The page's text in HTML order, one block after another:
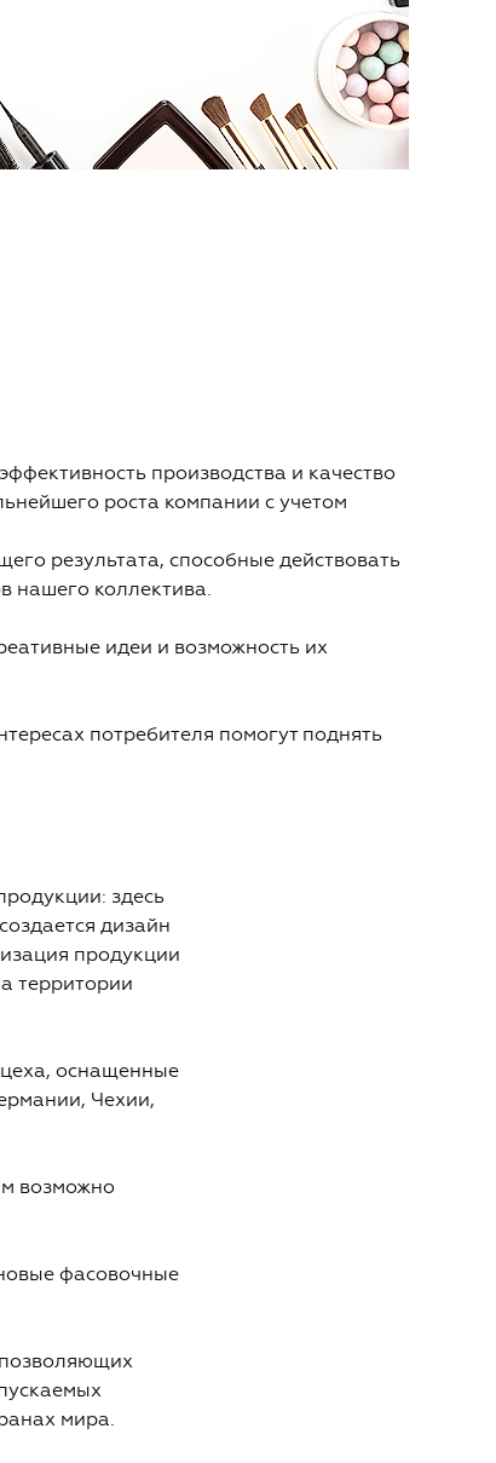
производства и качество
роста компании с учетом
результата, способные действовать
нашего коллектива.
идеи и возможность их
потребителя помогут поднять
здесь
дизайн
продукции
территории
оснащенные
Чехии,
возможно
фасовочные
мира.